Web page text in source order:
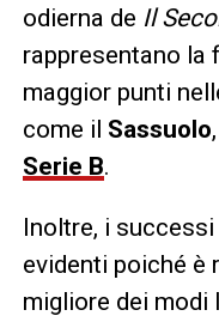
odierna de Il
rappresentano la
maggior punti
come il Sassuolo
Serie B.
Inoltre, i
evidenti poiché è
migliore dei modi